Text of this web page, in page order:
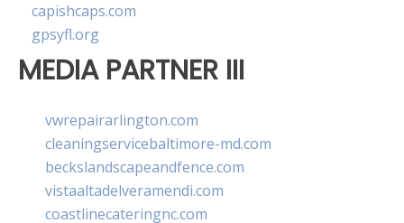
capishcaps.com
gpsyfl.org
MEDIA PARTNER III
vwrepairarlington.com
cleaningservicebaltimore-md.com
beckslandscapeandfence.com
vistaaltadelveramendi.com
coastlinecateringnc.com